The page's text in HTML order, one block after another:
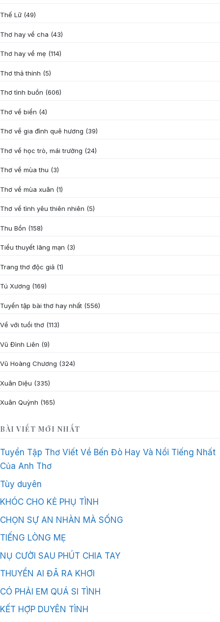
Thế Lữ (49)
Thơ hay về cha (43)
Thơ hay về mẹ (114)
Thơ thả thính (5)
Thơ tình buồn (606)
Thơ về biển (4)
Thơ về gia đình quê hương (39)
Thơ về học trò, mái trường (24)
Thơ về mùa thu (3)
Thơ về mùa xuân (1)
Thơ về tình yêu thiên nhiên (5)
Thu Bồn (158)
Tiểu thuyết lãng mạn (3)
Trang thơ độc giả (1)
Tú Xương (169)
Tuyển tập bài thơ hay nhất (556)
Về với tuổi thơ (113)
Vũ Đình Liên (9)
Vũ Hoàng Chương (324)
Xuân Diệu (335)
Xuân Quỳnh (165)
BÀI VIẾT MỚI NHẤT
Tuyển Tập Thơ Viết Về Bến Đò Hay Và Nổi Tiếng Nhất
Của Anh Thơ
Tùy duyên
KHÓC CHO KẺ PHỤ TÌNH
CHỌN SỰ AN NHÀN MÀ SỐNG
TIẾNG LÒNG MẸ
NỤ CƯỜI SAU PHÚT CHIA TAY
THUYỀN AI ĐÃ RA KHƠI
CÓ PHẢI EM QUÁ SI TÌNH
KẾT HỢP DUYÊN TÌNH